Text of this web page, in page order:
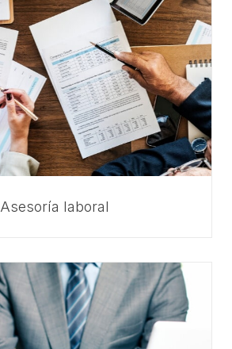
Asesoría laboral